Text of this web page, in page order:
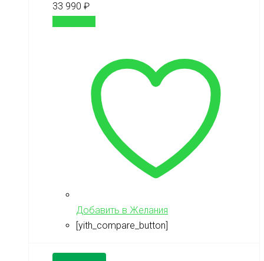
33 990 ₽
Добавить в Желания
[yith_compare_button]